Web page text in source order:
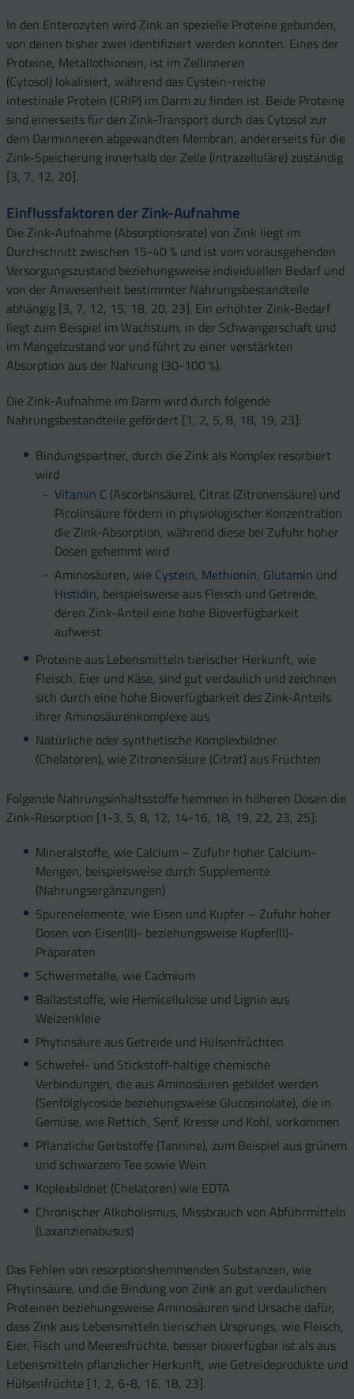
In den Enterozyten wird Zink an spezielle Proteine gebunden,
von denen bisher zwei identifiziert werden konnten. Eines der
Proteine, Metallothionein, ist im Zellinneren
(Cytosol) lokalisiert, während das Cystein-reiche
intestinale Protein (CRIP) im Darm zu finden ist. Beide Proteine
sind einerseits für den Zink-Transport durch das Cytosol zur
dem Darminneren abgewandten Membran, andererseits für die
Zink-Speicherung innerhalb der Zelle (intrazelluläre) zuständig
[3, 7, 12, 20].
Einflussfaktoren der Zink-Aufnahme
Die Zink-Aufnahme (Absorptionsrate) von Zink liegt im
Durchschnitt zwischen 15-40 % und ist vom vorausgehenden
Versorgungszustand beziehungsweise individuellen Bedarf und
von der Anwesenheit bestimmter Nahrungsbestandteile
abhängig [3, 7, 12, 15, 18, 20, 23]. Ein erhöhter Zink-Bedarf
liegt zum Beispiel im Wachstum, in der Schwangerschaft und
im Mangelzustand vor und führt zu einer verstärkten
Absorption aus der Nahrung (30-100 %).
Die Zink-Aufnahme im Darm wird durch folgende
Nahrungsbestandteile gefördert [1, 2, 5, 8, 18, 19, 23]:
Bindungspartner, durch die Zink als Komplex resorbiert
wird
Vitamin C (Ascorbinsäure), Citrat (Zitronensäure) und
Picolinsäure fördern in physiologischer Konzentration
die Zink-Absorption, während diese bei Zufuhr hoher
Dosen gehemmt wird
Aminosäuren, wie Cystein, Methionin, Glutamin und
Histidin, beispielsweise aus Fleisch und Getreide,
deren Zink-Anteil eine hohe Bioverfügbarkeit
aufweist
Proteine aus Lebensmitteln tierischer Herkunft, wie
Fleisch, Eier und Käse, sind gut verdaulich und zeichnen
sich durch eine hohe Bioverfügbarkeit des Zink-Anteils
ihrer Aminosäurenkomplexe aus
Natürliche oder synthetische Komplexbildner
(Chelatoren), wie Zitronensäure (Citrat) aus Früchten
Folgende Nahrungsinhaltsstoffe hemmen in höheren Dosen die
Zink-Resorption [1-3, 5, 8, 12, 14-16, 18, 19, 22, 23, 25]:
Mineralstoffe, wie Calcium – Zufuhr hoher Calcium-
Mengen, beispielsweise durch Supplemente
(Nahrungsergänzungen)
Spurenelemente, wie Eisen und Kupfer – Zufuhr hoher
Dosen von Eisen(II)- beziehungsweise Kupfer(II)-
Präparaten
Schwermetalle, wie Cadmium
Ballaststoffe, wie Hemicellulose und Lignin aus
Weizenkleie
Phytinsäure aus Getreide und Hülsenfrüchten
Schwefel- und Stickstoff-haltige chemische
Verbindungen, die aus Aminosäuren gebildet werden
(Senfölglycoside beziehungsweise Glucosinolate), die in
Gemüse, wie Rettich, Senf, Kresse und Kohl, vorkommen
Pflanzliche Gerbstoffe (Tannine), zum Beispiel aus grünem
und schwarzem Tee sowie Wein
Koplexbildnet (Chelatoren) wie EDTA
Chronischer Alkoholismus, Missbrauch von Abführmitteln
(Laxanzienabusus)
Das Fehlen von resorptionshemmenden Substanzen, wie
Phytinsäure, und die Bindung von Zink an gut verdaulichen
Proteinen beziehungsweise Aminosäuren sind Ursache dafür,
dass Zink aus Lebensmitteln tierischen Ursprungs, wie Fleisch,
Eier, Fisch und Meeresfrüchte, besser bioverfügbar ist als aus
Lebensmitteln pflanzlicher Herkunft, wie Getreideprodukte und
Hülsenfrüchte [1, 2, 6-8, 16, 18, 23].